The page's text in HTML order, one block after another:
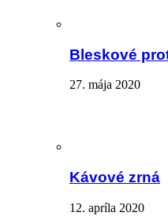
Bleskové
27. mája 2020
Kávové zrná
12. apríla 2020